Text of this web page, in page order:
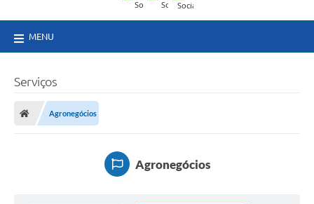
MENU
Serviços
Agronegócios
Agronegócios